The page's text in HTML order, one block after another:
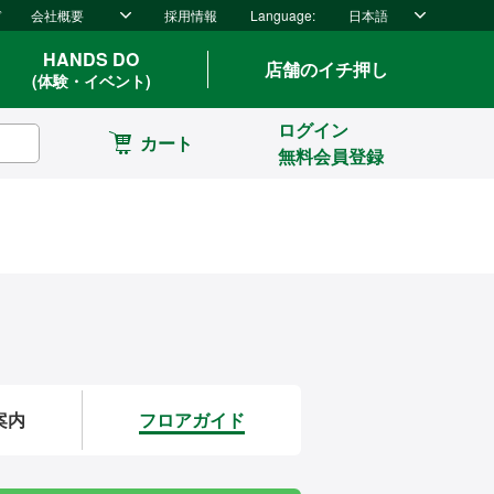
会社概要 採用情報 Language: 日本語
HANDS DO
(体験・イベント) 店舗のイチ押し
カート
ログイン
無料会員登録
内 フロアガイド